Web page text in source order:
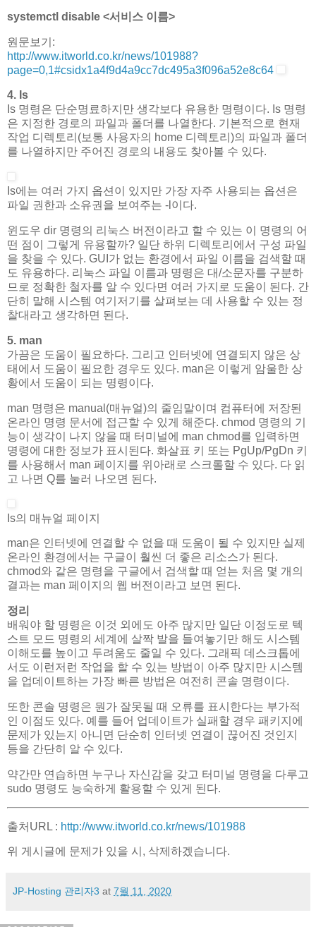
systemctl disable <서비스 이름>
원문보기:
http://www.itworld.co.kr/news/101988?
page=0,1#csidx1a4f9d4a9cc7dc495a3f096a52e8c64
4. Is
Is 명령은 단순명료하지만 생각보다 유용한 명령이다. Is 명령
은 지정한 경로의 파일과 폴더를 나열한다. 기본적으로 현재
작업 디렉토리(보통 사용자의 home 디렉토리)의 파일과 폴더
를 나열하지만 주어진 경로의 내용도 찾아볼 수 있다.
Is에는 여러 가지 옵션이 있지만 가장 자주 사용되는 옵션은
파일 권한과 소유권을 보여주는 -l이다.
윈도우 dir 명령의 리눅스 버전이라고 할 수 있는 이 명령의 어
떤 점이 그렇게 유용할까? 일단 하위 디렉토리에서 구성 파일
을 찾을 수 있다. GUI가 없는 환경에서 파일 이름을 검색할 때
도 유용하다. 리눅스 파일 이름과 명령은 대/소문자를 구분하
므로 정확한 철자를 알 수 있다면 여러 가지로 도움이 된다. 간
단히 말해 시스템 여기저기를 살펴보는 데 사용할 수 있는 정
찰대라고 생각하면 된다.
5. man
가끔은 도움이 필요하다. 그리고 인터넷에 연결되지 않은 상
태에서 도움이 필요한 경우도 있다. man은 이렇게 암울한 상
황에서 도움이 되는 명령이다.
man 명령은 manual(매뉴얼)의 줄임말이며 컴퓨터에 저장된
온라인 명령 문서에 접근할 수 있게 해준다. chmod 명령의 기
능이 생각이 나지 않을 때 터미널에 man chmod를 입력하면
명령에 대한 정보가 표시된다. 화살표 키 또는 PgUp/PgDn 키
를 사용해서 man 페이지를 위아래로 스크롤할 수 있다. 다 읽
고 나면 Q를 눌러 나오면 된다.
Is의 매뉴얼 페이지
man은 인터넷에 연결할 수 없을 때 도움이 될 수 있지만 실제
온라인 환경에서는 구글이 훨씬 더 좋은 리소스가 된다.
chmod와 같은 명령을 구글에서 검색할 때 얻는 처음 몇 개의
결과는 man 페이지의 웹 버전이라고 보면 된다.
정리
배워야 할 명령은 이것 외에도 아주 많지만 일단 이정도로 텍
스트 모드 명령의 세계에 살짝 발을 들여놓기만 해도 시스템
이해도를 높이고 두려움도 줄일 수 있다. 그래픽 데스크톱에
서도 이런저런 작업을 할 수 있는 방법이 아주 많지만 시스템
을 업데이트하는 가장 빠른 방법은 여전히 콘솔 명령이다.
또한 콘솔 명령은 뭔가 잘못될 때 오류를 표시한다는 부가적
인 이점도 있다. 예를 들어 업데이트가 실패할 경우 패키지에
문제가 있는지 아니면 단순히 인터넷 연결이 끊어진 것인지
등을 간단히 알 수 있다.
약간만 연습하면 누구나 자신감을 갖고 터미널 명령을 다루고
sudo 명령도 능숙하게 활용할 수 있게 된다.
출처URL : http://www.itworld.co.kr/news/101988
위 게시글에 문제가 있을 시, 삭제하겠습니다.
JP-Hosting 관리자3 at 7월 11, 2020